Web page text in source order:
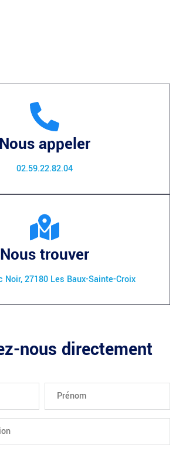
Nous appeler
02.59.22.82.04
Nous trouver
Noir, 27180 Les Baux-Sainte-Croix
nous directement